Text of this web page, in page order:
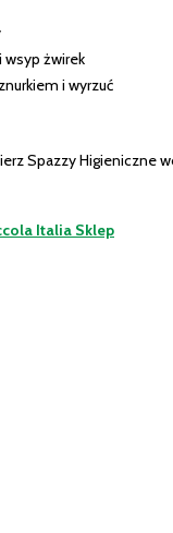
wsyp żwirek
i wyrzuć
Spazzy Higieniczne
Italia Sklep